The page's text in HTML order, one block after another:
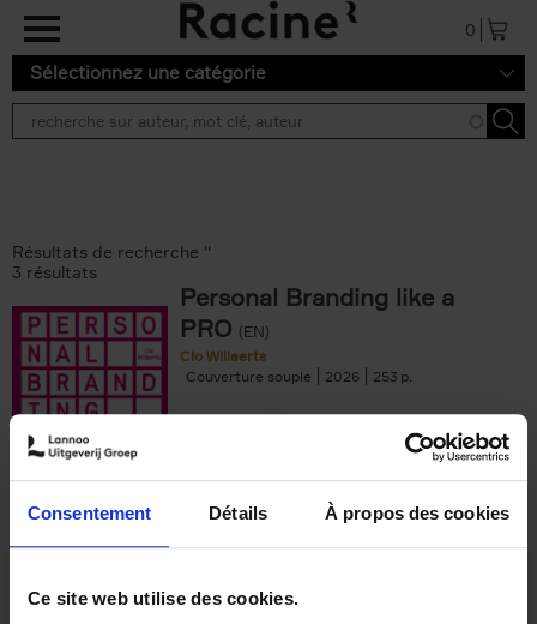
Consentement Détails À propos des cookies
Ce site web utilise des cookies.
Aller au contenu principal
0
Sélectionnez une catégorie
Résultats de recherche ''
3 résultats
Personal Branding like a
PRO (EN)
Clo Willaerts
Couverture souple
2026 253
€34,99